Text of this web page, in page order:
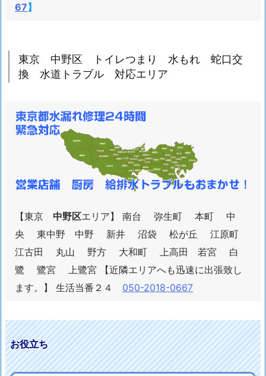
67】
東京 中野区 トイレつまり 水もれ 蛇口交
換 水道トラブル 対応エリア
【東京 中野区エリア】 南台 弥生町 本町 中
央 東中野 中野 新井 沼袋 松が丘 江原町
江古田 丸山 野方 大和町 上高田 若宮 白
鷺 鷺宮 上鷺宮 【近隣エリアへも迅速に出張致し
ます。】 生活当番２４ 050-2018-0667
お役立ち